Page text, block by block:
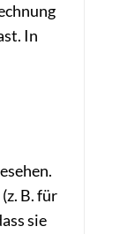
In
B. für
sie